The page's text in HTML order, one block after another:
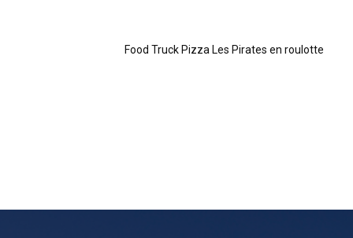
Food Truck Pizza Les Pirates en roulotte